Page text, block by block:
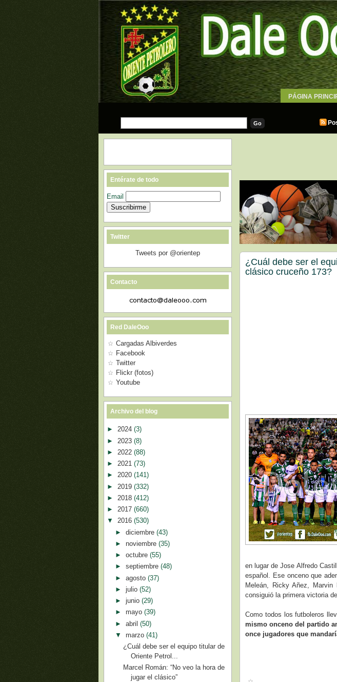
PÁGINA
¿Cuál debe ser el
clásico cruceño 173?
en lugar de Jose Alfredo
español. Ese onceno que
Meleán, Ricky Añez, Marvin
consiguió la primera victoria
Como todos los futboleros
mismo onceno del partido
once jugadores que
Entérate de todo
Email
Twitter
Tweets por @orientep
Contacto
Red DaleOoo
Cargadas Albiverdes
Facebook
Twitter
Flickr (fotos)
Youtube
Archivo del blog
► 2024 (3)
► 2023 (8)
► 2022 (88)
► 2021 (73)
► 2020 (141)
► 2019 (332)
► 2018 (412)
► 2017 (660)
▼ 2016 (530)
► diciembre (43)
► noviembre (35)
► octubre (55)
► septiembre (48)
► agosto (37)
► julio (52)
► junio (29)
► mayo (39)
► abril (50)
▼ marzo (41)
¿Cuál debe ser el equipo titular de
Oriente Petrol...
Marcel Román: “No veo la hora de
jugar el clásico”